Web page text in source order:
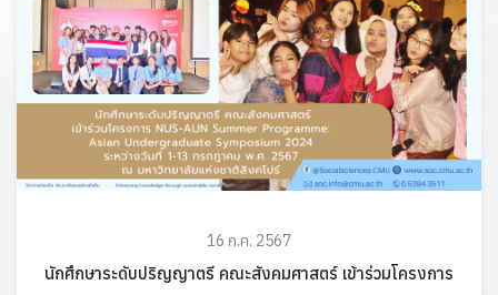
16 ก.ค. 2567
นักศึกษาระดับปริญญาตรี คณะสังคมศาสตร์ เข้าร่วมโครงการ